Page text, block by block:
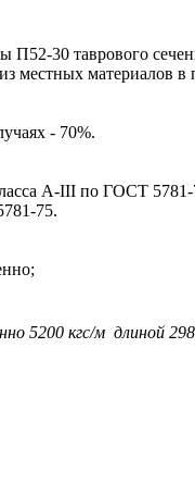
30 таврового
местных материалов в
- 70%.
А-III по ГОСТ 5781-
75.
5200 кгс/м длиной